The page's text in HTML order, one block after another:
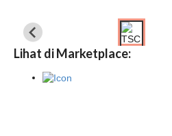
Lihat di Marketplace: